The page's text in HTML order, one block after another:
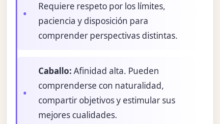
Requiere respeto por los límites,
paciencia y disposición para
comprender perspectivas distintas.
Caballo: Afinidad alta. Pueden
comprenderse con naturalidad,
compartir objetivos y estimular sus
mejores cualidades.